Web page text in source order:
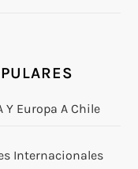
Y Europa A Chile
Internacionales